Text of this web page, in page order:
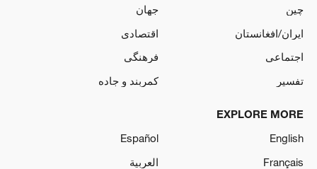
چین
جهان
ایران/افغانستان
اقتصادی
اجتماعی
فرهنگی
تفسیر
کمربند و جاده
EXPLORE MORE
English
Español
Français
العربية